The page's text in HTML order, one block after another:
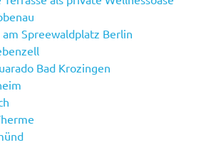
Spreewaldplatz Berlin
Bad Krozingen